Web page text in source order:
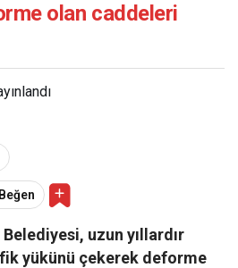
olan caddeleri
Beğen
uzun yıllardır
yükünü çekerek deforme